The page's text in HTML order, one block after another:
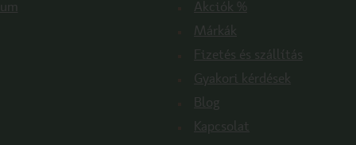
Akciók %
Márkák
Fizetés és szállítás
Gyakori kérdések
Blog
Kapcsolat